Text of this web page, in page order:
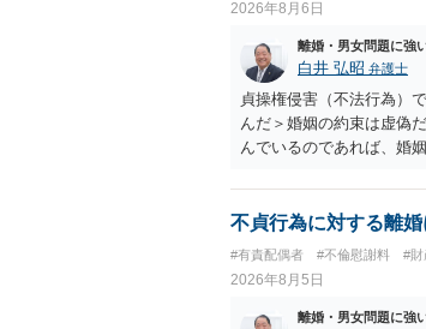
2026年8月6日
離婚・男女問題に強
白井 弘昭 弁護士
貞操権侵害（不法行為）
んだ＞婚姻の約束は虚偽
んでいるのであれば、婚
不貞行為に対する離
#有責配偶者 #不倫慰謝料 #財
2026年8月5日
離婚・男女問題に強